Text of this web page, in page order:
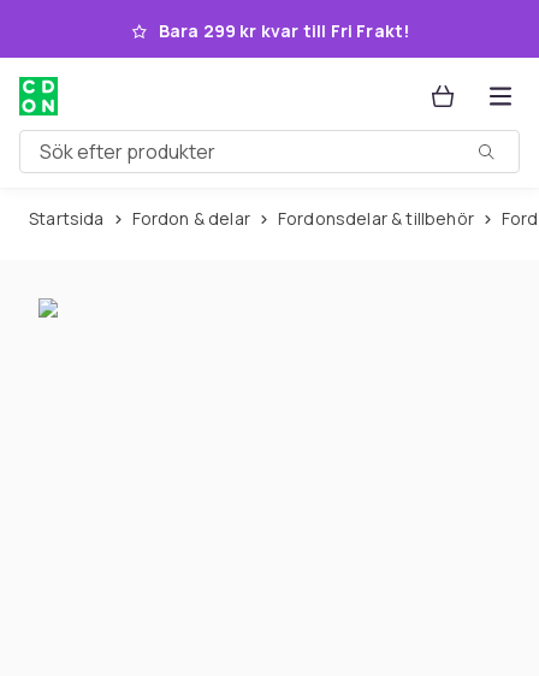
Hoppa till huvudinnehållet
Bara 299 kr kvar till Fri Frakt!
Sök efter produkter
Startsida Fordon & delar Fordonsdelar & tillbehör